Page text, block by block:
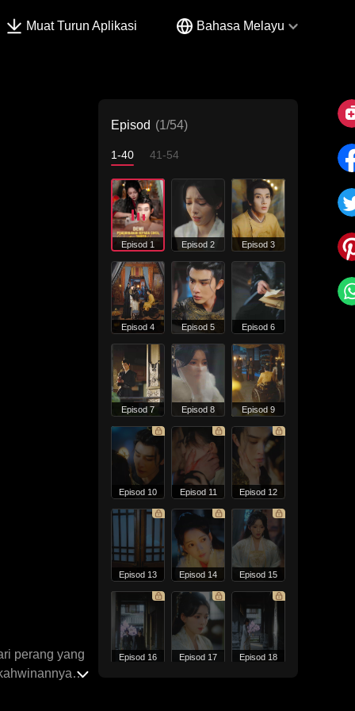
Muat Turun Aplikasi Bahasa Melayu
perang yang
Episod (1/54)
1-40 41-54
Episod 1 Episod 2 Episod 3
Episod 4 Episod 5 Episod 6
Episod 7 Episod 8 Episod 9
Episod 10 Episod 11 Episod 12
Episod 13 Episod 14 Episod 15
Episod 16 Episod 17 Episod 18